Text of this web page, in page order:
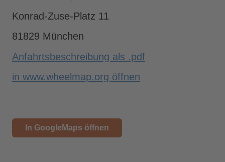
Konrad-Zuse-Platz 11
81829 München
Anfahrtsbeschreibung als .pdf
in www.wheelmap.org öffnen
In GoogleMaps öffnen